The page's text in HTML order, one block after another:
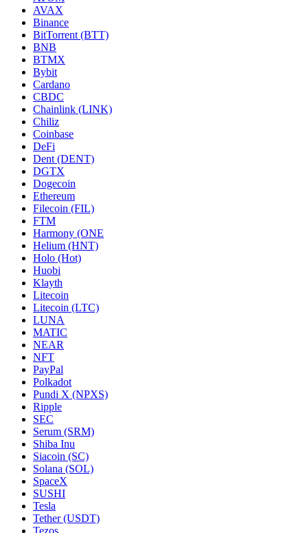
AVAX
Binance
BitTorrent (BTT)
BNB
BTMX
Bybit
Cardano
CBDC
Chainlink (LINK)
Chiliz
Coinbase
DeFi
Dent (DENT)
DGTX
Dogecoin
Ethereum
Filecoin (FIL)
FTM
Harmony (ONE
Helium (HNT)
Holo (Hot)
Huobi
Klayth
Litecoin
Litecoin (LTC)
LUNA
MATIC
NEAR
NFT
PayPal
Polkadot
Pundi X (NPXS)
Ripple
SEC
Serum (SRM)
Shiba Inu
Siacoin (SC)
Solana (SOL)
SpaceX
SUSHI
Tesla
Tether (USDT)
Tezos